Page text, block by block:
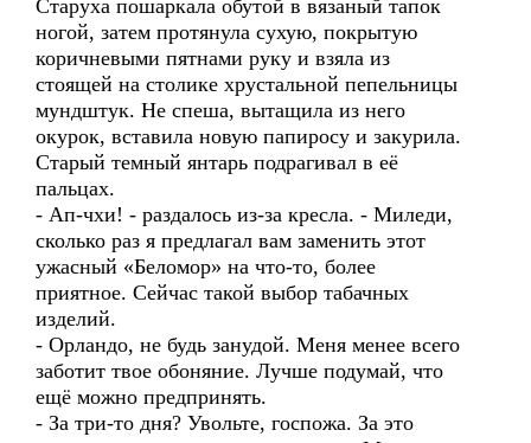
Старуха пошаркала обутой в вязаный тапок
ногой, затем протянула сухую, покрытую
коричневыми пятнами руку и взяла из
стоящей на столике хрустальной пепельницы
мундштук. Не спеша, вытащила из него
окурок, вставила новую папиросу и закурила.
Старый темный янтарь подрагивал в её
пальцах.
- Ап-чхи! - раздалось из-за кресла. - Миледи,
сколько раз я предлагал вам заменить этот
ужасный «Беломор» на что-то, более
приятное. Сейчас такой выбор табачных
изделий.
- Орландо, не будь занудой. Меня менее всего
заботит твое обоняние. Лучше подумай, что
ещё можно предпринять.
- За три-то дня? Увольте, госпожа. За это